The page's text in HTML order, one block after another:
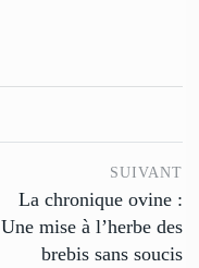
SUIVANT
La chronique ovine :
Une mise à l’herbe des
brebis sans soucis